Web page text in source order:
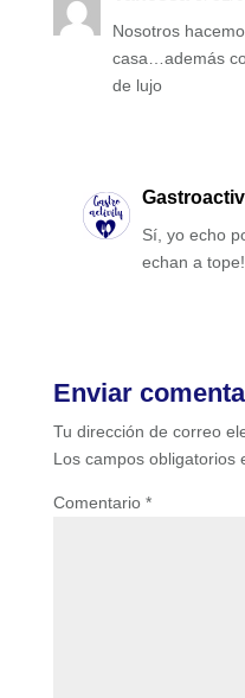
Nosotros
casa…además
de lujo
Sí, yo echo
echan a
Enviar
Tu dirección de correo
Los campos obligatorios
Comentario *